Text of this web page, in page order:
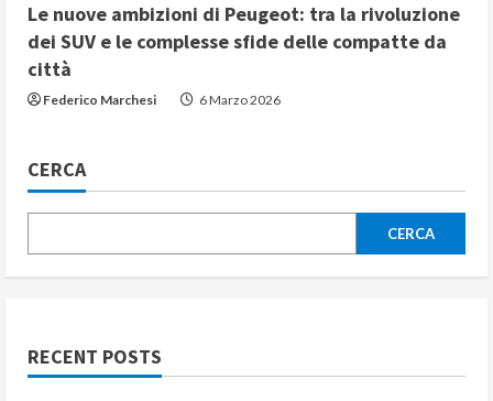
Le nuove ambizioni di Peugeot: tra la rivoluzione
dei SUV e le complesse sfide delle compatte da
città
Federico Marchesi 6 Marzo 2026
CERCA
CERCA
RECENT POSTS